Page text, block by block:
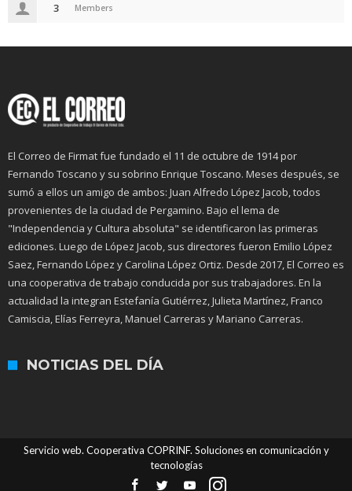
3 Members
El Correo de Firmat fue fundado el 11 de octubre de 1914 por
Fernando Toscano y su sobrino Enrique Toscano. Meses después, se
sumó a ellos un amigo de ambos: Juan Alfredo López Jacob, todos
provenientes de la ciudad de Pergamino. Bajo el lema de
"Independencia y Cultura absoluta" se identificaron las primeras
ediciones. Luego de López Jacob, sus directores fueron Emilio López
Saez, Fernando López y Carolina López Ortiz. Desde 2017, El Correo es
una cooperativa de trabajo conducida por sus trabajadores. En la
actualidad la integran Estefanía Gutiérrez, Julieta Martínez, Franco
Camiscia, Elías Ferreyra, Manuel Carreras y Mariano Carreras.
NOTICIAS DEL DÍA
Servicio web. Cooperativa COPRINF. Soluciones en comunicación y
tecnologías